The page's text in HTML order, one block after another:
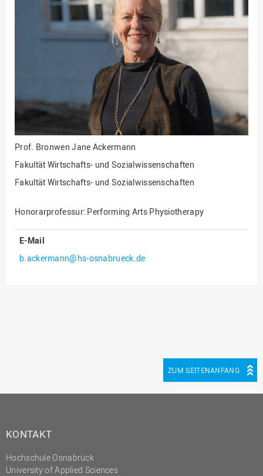
Fakultät
Ingenieurwissenschaften
und Informatik
Fakultät Wirtschafts- und
Sozialwissenschaften
Finanzen
Forschung, Kooperation,
Drittmittel
Gebäude und Technik
Gesellschaftliches
Gleichstellungsbüro
Hochschulleitung
strategie
Personalentwicklung
Präsidialbüro
Prof. Bronwen Jane Ackermann
Fakultät Wirtschafts- und Sozialwissenschaften
Fakultät Wirtschafts- und Sozialwissenschaften
Honorarprofessur: Performing Arts Physiotherapy
E-Mail
b.ackermann@hs-osnabrueck.de
ZUM SEITENANFANG
KONTAKT
Hochschule Osnabrück
University of Applied Sciences